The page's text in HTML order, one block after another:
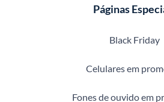
Páginas
Black Friday
Celulares em
Fones de ouvido em